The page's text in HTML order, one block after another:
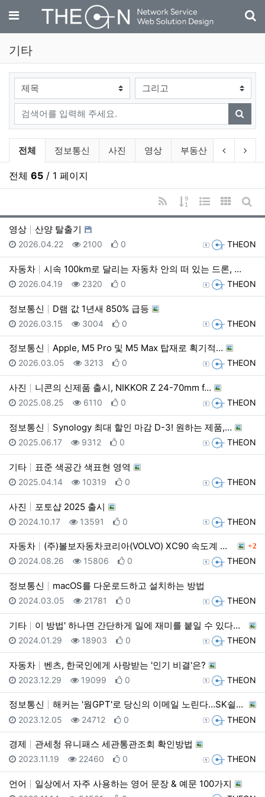
메뉴
기타
검색대상
검색어
검색
기타 분류 목록
전체 정보통신 사진 영상 부동산 자동차
이전 분류
다
전체 65 / 1 페이지
RSS
게시물 정렬
웹진 스타일
갤러리게
영상
산양 탈출기
등록자 THEON
등록일
2026.04.22 조회
2100 추천
0
자동차 시속 100km로 달리는 자동차 안의 떠 있는 드론, …
등록자 THEON
등록일
2026.04.19 조회
2320 추천
0
정보통신 D램 값 1년새 850% 급등
등록자 THEON
등록일
2026.03.15 조회
3004 추천
0
정보통신 Apple, M5 Pro 및 M5 Max 탑재로 획기적…
등록자 THEON
등록일
2026.03.05 조회
3213 추천
0
사진 니콘의 신제품 출시, NIKKOR Z 24-70mm f…
등록자 THEON
등록일
2025.08.25 조회
6110 추천
0
정보통신 Synology 최대 할인 마감 D-3! 원하는 제품,…
등록자 THEON
등록일
2025.06.17 조회
9312 추천
0
기타 표준 색공간 색표현 영역
등록자 THEON
등록일
2025.04.14 조회
10319 추천
0
사진 포토샵 2025 출시
등록자 THEON
등록일
2024.10.17 조회
13591 추천
0
자동차 (주)볼보자동차코리아(VOLVO) XC90 속도계 오… 댓글
2
등록자 THEON
등록일
2024.08.26 조회
15806 추천
0
정보통신 macOS를 다운로드하고 설치하는 방법
등록자 THEON
등록일
2024.03.05 조회
21781 추천
0
기타 이 방법' 하나면 간단하게 일에 재미를 붙일 수 있다고…
등록자 THEON
등록일
2024.01.29 조회
18903 추천
0
자동차 벤츠, 한국인에게 사랑받는 '인기 비결'은?
등록자 THEON
등록일
2023.12.29 조회
19099 추천
0
정보통신 해커는 '웜GPT'로 당신의 이메일 노린다…SK쉴더스가…
등록자 THEON
등록일
2023.12.05 조회
24712 추천
0
경제 관세청 유니패스 세관통관조회 확인방법
등록자 THEON
등록일
2023.11.19 조회
22460 추천
0
언어 일상에서 자주 사용하는 영어 문장 & 예문 100가지